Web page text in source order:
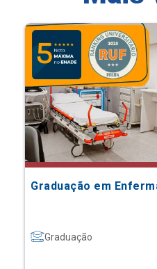
Graduação em
Graduação